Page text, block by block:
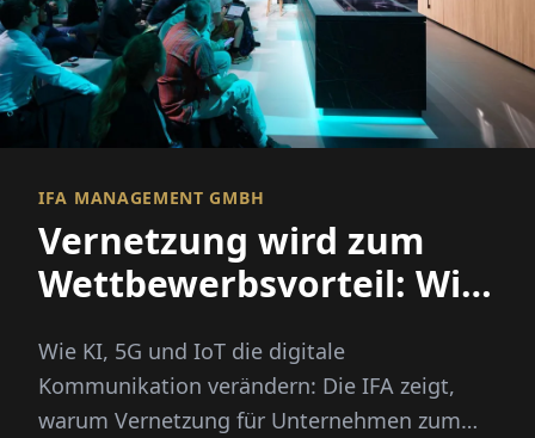
IFA MANAGEMENT GMBH
Vernetzung wird zum
Wettbewerbsvorteil: Wie
digitale Kommunikation
verändern
Wie KI, 5G und IoT die digitale
Kommunikation verändern: Die IFA zeigt,
warum Vernetzung für Unternehmen zum